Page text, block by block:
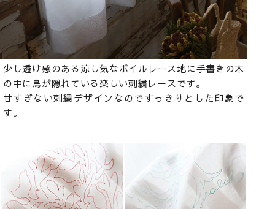
少し透け感のある涼し気なボイルレース地に手書きの木
の中に鳥が隠れている楽しい刺繍レースです。
甘すぎない刺繍デザインなのですっきりとした印象で
す。